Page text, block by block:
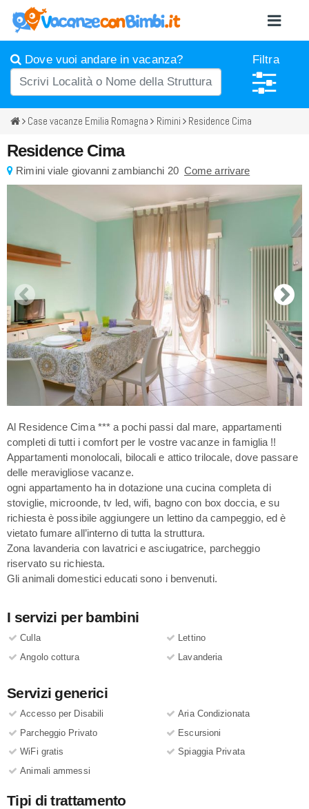
Dove vuoi andare in vacanza? Filtra
Case vacanze Emilia Romagna Rimini Residence Cima
Residence Cima
Rimini viale giovanni zambianchi 20 Come arrivare
Al Residence Cima *** a pochi passi dal mare, appartamenti
completi di tutti i comfort per le vostre vacanze in famiglia !!
Appartamenti monolocali, bilocali e attico trilocale, dove passare
delle meravigliose vacanze.
ogni appartamento ha in dotazione una cucina completa di
stoviglie, microonde, tv led, wifi, bagno con box doccia, e su
richiesta è possibile aggiungere un lettino da campeggio, ed è
vietato fumare all’interno di tutta la struttura.
Zona lavanderia con lavatrici e asciugatrice, parcheggio
riservato su richiesta.
Gli animali domestici educati sono i benvenuti.
I servizi per bambini
Culla
Lettino
Angolo cottura
Lavanderia
Servizi generici
Accesso per Disabili
Aria Condizionata
Parcheggio Privato
Escursioni
WiFi gratis
Spiaggia Privata
Animali ammessi
Tipi di trattamento